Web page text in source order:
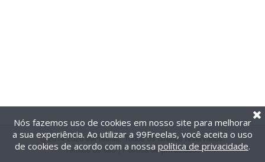
@2014-2026 99Freelas. Todos os direitos reservados.
Termos de uso| Política de privacidade
Nós fazemos uso de cookies em nosso site para melhorar
a sua experiência. Ao utilizar a 99Freelas, você aceita o uso
de cookies de acordo com a nossa política de privacidade.